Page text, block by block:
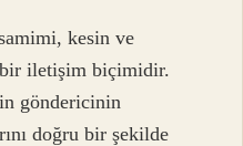
kesin ve
bir iletişim biçimidir.
göndericinin
doğru bir şekilde